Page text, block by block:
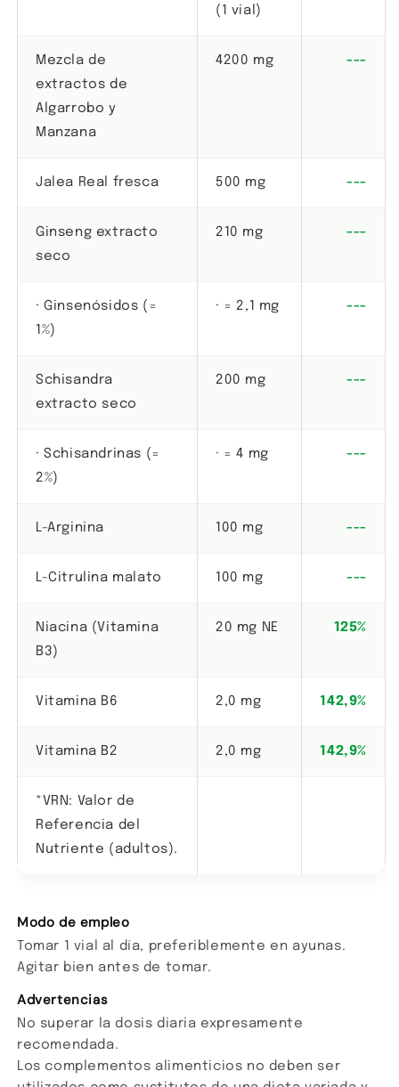
(1 vial)
Mezcla de
extractos de
Algarrobo y
Manzana
4200 mg ---
Jalea Real fresca 500 mg ---
Ginseng extracto
seco
210 mg ---
· Ginsenósidos (=
1%)
· = 2,1 mg ---
Schisandra
extracto seco
200 mg ---
· Schisandrinas (=
2%)
· = 4 mg ---
L-Arginina 100 mg ---
L-Citrulina malato 100 mg ---
Niacina (Vitamina
B3)
20 mg NE 125%
Vitamina B6 2,0 mg 142,9%
Vitamina B2 2,0 mg 142,9%
*VRN: Valor de
Referencia del
Nutriente (adultos).
Modo de empleo
Tomar 1 vial al día, preferiblemente en ayunas.
Agitar bien antes de tomar.
Advertencias
No superar la dosis diaria expresamente
recomendada.
Los complementos alimenticios no deben ser